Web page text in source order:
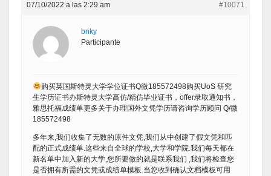
07/10/2022 a las 2:29 am #10071
bnky
Participante
购买英国斯特灵大学学位证书Q微185572498购买UoS 研究
生学历证书办斯特灵大学高仿/精仿毕业证书，offer录取通知书，
雅思托福成绩单更多关于办理国外文凭学历请咨询学历顾问 Q/微
185572498
多年来,我们收集了无数的原件文凭,我们从中创建了假文凭和匹
配的正式成绩单.这些来自全球的学校,大学和学院.我们每天都在
新名单中加入新的大学,您所要做的就是联系我们 ,我们将检查您
是否拥有所需的文凭或成绩单模板.当您收到确认文档模板可用